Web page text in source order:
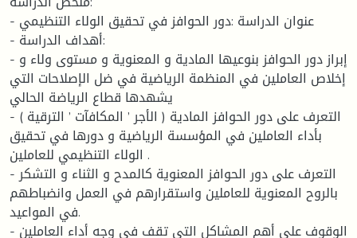
- عنوان الدراسة :دور الحوافز في تحقيق الولاء التنظيمي
- أهداف الدراسة:
- إبراز دور الحوافز بنوعيها المادية و المعنوية و مستوى ولاء و
إخلاص العاملين في المنظمة الرياضية في ضل الإصلاحات التي
يشهدها قطاع الرياضة الحالي
- التعرف على دور الحوافز المادية ( الأجر ’ المكافآت ’ الترقية )
بأداء العاملين في المؤسسة الرياضية و دورها في تحقيق
الولاء التنظيمي للعاملين .
- التعرف على دور الحوافز المعنوية كالمدح و الثناء و التشكر
بالروح المعنوية للعاملين واستقرارهم في العمل وانضباطهم
في المواعيد.
- الوقوف على أهم المشاكل التي تقف في وجه أداء العاملين